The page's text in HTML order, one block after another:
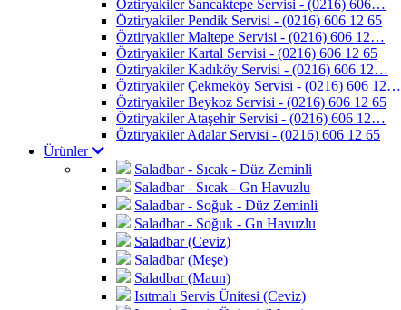
Öztiryakiler Sancaktepe Servisi - (0216) 606…
Öztiryakiler Pendik Servisi - (0216) 606 12 65
Öztiryakiler Maltepe Servisi - (0216) 606 12…
Öztiryakiler Kartal Servisi - (0216) 606 12 65
Öztiryakiler Kadıköy Servisi - (0216) 606 12…
Öztiryakiler Çekmeköy Servisi - (0216) 606 12…
Öztiryakiler Beykoz Servisi - (0216) 606 12 65
Öztiryakiler Ataşehir Servisi - (0216) 606 12…
Öztiryakiler Adalar Servisi - (0216) 606 12 65
Ürünler
Saladbar - Sıcak - Düz Zeminli
Saladbar - Sıcak - Gn Havuzlu
Saladbar - Soğuk - Düz Zeminli
Saladbar - Soğuk - Gn Havuzlu
Saladbar (Ceviz)
Saladbar (Meşe)
Saladbar (Maun)
Isıtmalı Servis Ünitesi (Ceviz)